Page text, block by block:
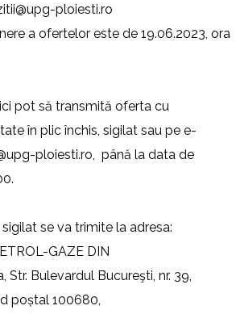
ploiesti.ro
a ofertelor este de 19.06.2023, ora
pot să transmită oferta cu
în plic închis, sigilat sau pe e-
ploiesti.ro, până la data de
se va trimite la adresa:
GAZE DIN
Str. Bulevardul Bucureşti, nr. 39,
poștal 100680,